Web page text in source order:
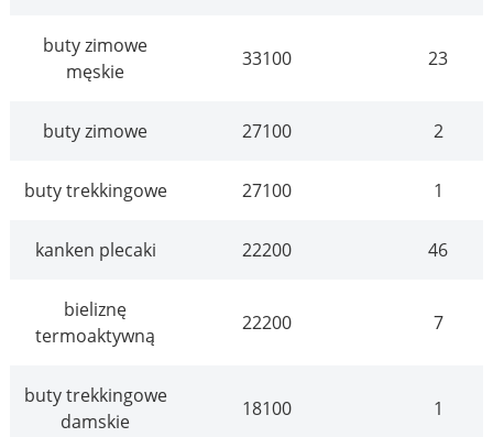
buty zimowe
męskie
33100 23
buty zimowe 27100 2
buty trekkingowe 27100 1
kanken plecaki 22200 46
bieliznę
termoaktywną
22200 7
buty trekkingowe
damskie
18100 1